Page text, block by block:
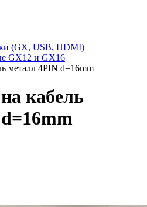
(GX, USB, HDMI)
GX12 и GX16
металл 4PIN d=16mm
кабель